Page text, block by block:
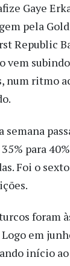
Gaye
pela
Republic
vem subindo
num ritmo
para
Foi o
foram
em
início